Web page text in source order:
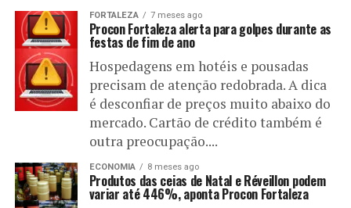
FORTALEZA 7 meses ago
Procon Fortaleza alerta para golpes durante as
festas de fim de ano
Hospedagens em hotéis e pousadas
precisam de atenção redobrada. A dica
é desconfiar de preços muito abaixo do
mercado. Cartão de crédito também é
outra preocupação....
ECONOMIA 8 meses ago
Produtos das ceias de Natal e Réveillon podem
variar até 446%, aponta Procon Fortaleza